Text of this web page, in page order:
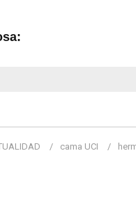
cama UCI